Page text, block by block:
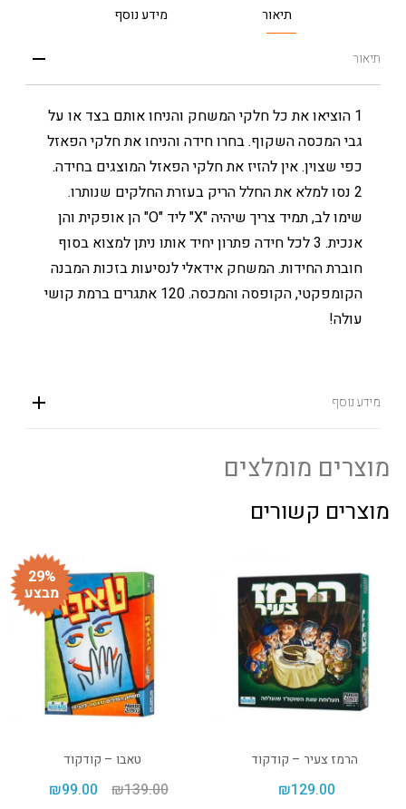
תיאור מידע נוסף
תיאור
1 הוציאו את כל חלקי המשחק והניחו אותם בצד או על
גבי המכסה השקוף. בחרו חידה והניחו את חלקי הפאזל
כפי שצוין. אין להזיז את חלקי הפאזל המוצגים בחידה.
2 נסו למלא את החלל הריק בעזרת החלקים שנותרו.
שימו לב, תמיד צריך שיהיה "X" ליד "O" הן אופקית והן
אנכית. 3 לכל חידה פתרון יחיד אותו ניתן למצוא בסוף
חוברת החידות. המשחק אידאלי לנסיעות בזכות המבנה
הקומפקטי, הקופסה והמכסה. 120 אתגרים ברמת קושי
עולה!
מידע נוסף
מוצרים מומלצים
מוצרים קשורים
הרמז צעיר – קודקוד
₪129.00
29%
מבצע
טאבו – קודקוד
₪139.00
₪99.00